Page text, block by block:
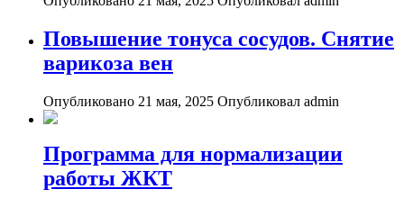
Повышение тонуса сосудов. Снятие
варикоза вен
Опубликовано 21 мая, 2025 Опубликовал admin
Программа для нормализации
работы ЖКТ